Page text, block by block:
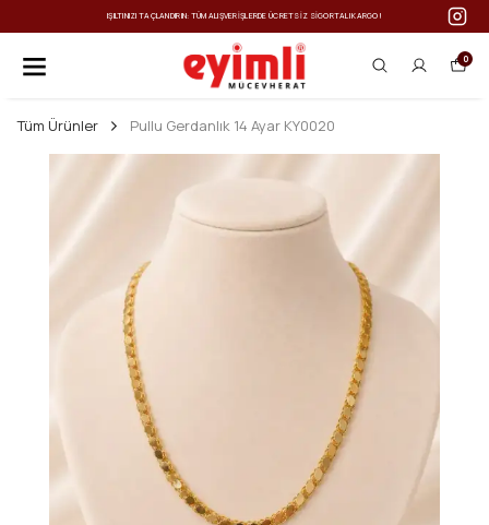
IŞILTINIZI TAÇLANDIRIN: TÜM ALIŞVERIŞLERDE ÜCRETSIZ SIGORTALI KARGO!
0
Tüm Ürünler Pullu Gerdanlık 14 Ayar KY0020